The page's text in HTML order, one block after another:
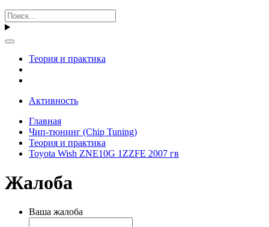
Теория и практика
Активность
Главная
Чип-тюнинг (Chip Tuning)
Теория и практика
Toyota Wish ZNE10G 1ZZFE 2007 гв
Жалоба
Ваша жалоба